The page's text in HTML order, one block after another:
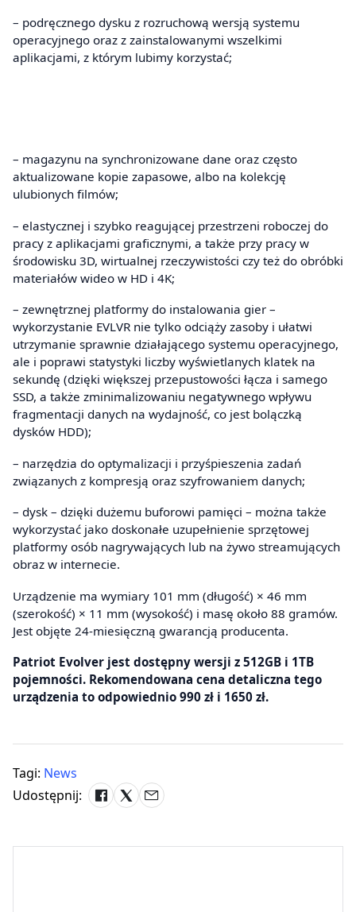
– podręcznego dysku z rozruchową wersją systemu
operacyjnego oraz z zainstalowanymi wszelkimi
aplikacjami, z którym lubimy korzystać;
– magazynu na synchronizowane dane oraz często
aktualizowane kopie zapasowe, albo na kolekcję
ulubionych filmów;
– elastycznej i szybko reagującej przestrzeni roboczej do
pracy z aplikacjami graficznymi, a także przy pracy w
środowisku 3D, wirtualnej rzeczywistości czy też do obróbki
materiałów wideo w HD i 4K;
– zewnętrznej platformy do instalowania gier –
wykorzystanie EVLVR nie tylko odciąży zasoby i ułatwi
utrzymanie sprawnie działającego systemu operacyjnego,
ale i poprawi statystyki liczby wyświetlanych klatek na
sekundę (dzięki większej przepustowości łącza i samego
SSD, a także zminimalizowaniu negatywnego wpływu
fragmentacji danych na wydajność, co jest bolączką
dysków HDD);
– narzędzia do optymalizacji i przyśpieszenia zadań
związanych z kompresją oraz szyfrowaniem danych;
– dysk – dzięki dużemu buforowi pamięci – można także
wykorzystać jako doskonałe uzupełnienie sprzętowej
platformy osób nagrywających lub na żywo streamujących
obraz w internecie.
Urządzenie ma wymiary 101 mm (długość) × 46 mm
(szerokość) × 11 mm (wysokość) i masę około 88 gramów.
Jest objęte 24-miesięczną gwarancją producenta.
Patriot Evolver jest dostępny wersji z 512GB i 1TB
pojemności. Rekomendowana cena detaliczna tego
urządzenia to odpowiednio 990 zł i 1650 zł.
Tagi: News
Udostępnij: